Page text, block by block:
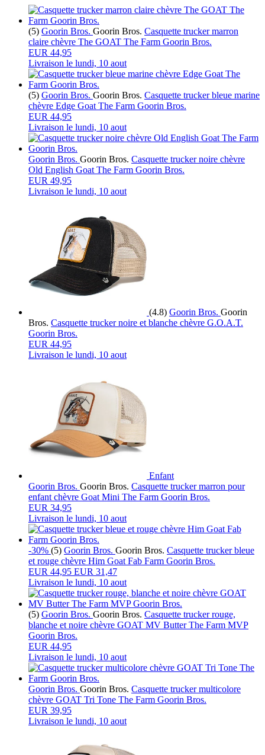
(5) Goorin Bros. Goorin Bros. Casquette trucker marron
claire chèvre The GOAT The Farm Goorin Bros.
EUR 44,95
Livraison le lundi, 10 aout
(5) Goorin Bros. Goorin Bros. Casquette trucker bleue marine
chèvre Edge Goat The Farm Goorin Bros.
EUR 44,95
Livraison le lundi, 10 aout
Goorin Bros. Goorin Bros. Casquette trucker noire chèvre
Old English Goat The Farm Goorin Bros.
EUR 49,95
Livraison le lundi, 10 aout
(4.8) Goorin Bros. Goorin
Bros. Casquette trucker noire et blanche chèvre G.O.A.T.
Goorin Bros.
EUR 44,95
Livraison le lundi, 10 aout
Enfant
Goorin Bros. Goorin Bros. Casquette trucker marron pour
enfant chèvre Goat Mini The Farm Goorin Bros.
EUR 34,95
Livraison le lundi, 10 aout
-30% (5) Goorin Bros. Goorin Bros. Casquette trucker bleue
et rouge chèvre Him Goat Fab Farm Goorin Bros.
EUR 44,95 EUR 31,47
Livraison le lundi, 10 aout
(5) Goorin Bros. Goorin Bros. Casquette trucker rouge,
blanche et noire chèvre GOAT MV Butter The Farm MVP
Goorin Bros.
EUR 44,95
Livraison le lundi, 10 aout
Goorin Bros. Goorin Bros. Casquette trucker multicolore
chèvre GOAT Tri Tone The Farm Goorin Bros.
EUR 39,95
Livraison le lundi, 10 aout